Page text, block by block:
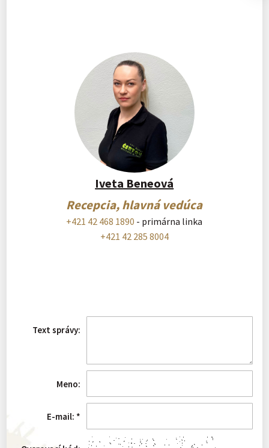
Text správy:
Meno:
E-mail: *
Iveta Beneová
Recepcia, hlavná vedúca
+421 42 468 1890 - primárna linka
+421 42 285 8004